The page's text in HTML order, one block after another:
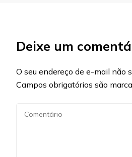
Deixe um
O seu endereço de e-mail não
Campos obrigatórios são